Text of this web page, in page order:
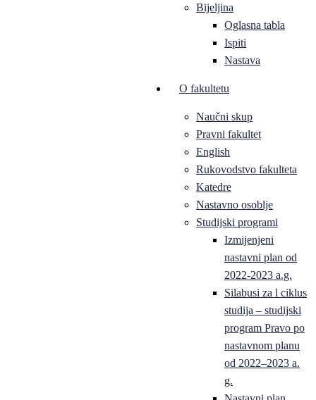
Bijeljina
Oglasna tabla
Ispiti
Nastava
O fakultetu
Naučni skup
Pravni fakultet
English
Rukovodstvo fakulteta
Katedre
Nastavno osoblje
Studijski programi
Izmijenjeni
nastavni plan od
2022-2023 a.g.
Silabusi za l ciklus
studija – studijski
program Pravo po
nastavnom planu
od 2022–2023 a.
g.